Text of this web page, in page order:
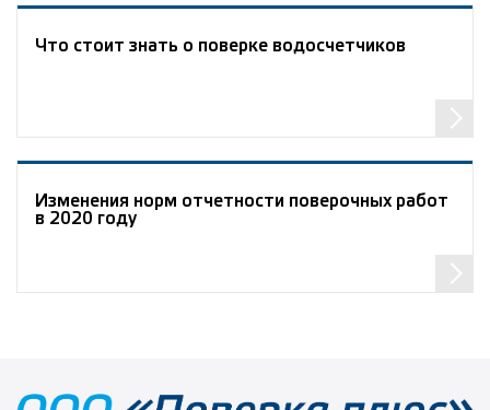
Что стоит знать о поверке водосчетчиков
Изменения норм отчетности поверочных работ
в 2020 году